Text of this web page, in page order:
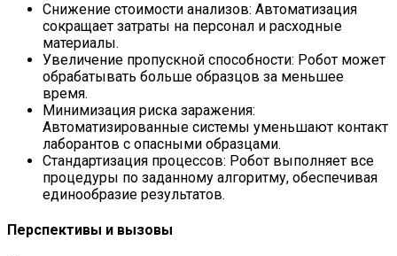
Снижение стоимости анализов: Автоматизация
сокращает затраты на персонал и расходные
материалы.
Увеличение пропускной способности: Робот может
обрабатывать больше образцов за меньшее
время.
Минимизация риска заражения:
Автоматизированные системы уменьшают контакт
лаборантов с опасными образцами.
Стандартизация процессов: Робот выполняет все
процедуры по заданному алгоритму, обеспечивая
единообразие результатов.
Перспективы и вызовы